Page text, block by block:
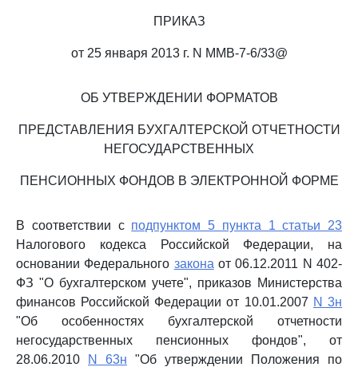
ПРИКАЗ
от 25 января 2013 г. N ММВ-7-6/33@
ОБ УТВЕРЖДЕНИИ ФОРМАТОВ
ПРЕДСТАВЛЕНИЯ БУХГАЛТЕРСКОЙ ОТЧЕТНОСТИ
НЕГОСУДАРСТВЕННЫХ
ПЕНСИОННЫХ ФОНДОВ В ЭЛЕКТРОННОЙ ФОРМЕ
В соответствии с подпунктом 5 пункта 1 статьи 23
Налогового кодекса Российской Федерации, на
основании Федерального закона от 06.12.2011 N 402-
ФЗ "О бухгалтерском учете", приказов Министерства
финансов Российской Федерации от 10.01.2007 N 3н
"Об особенностях бухгалтерской отчетности
негосударственных пенсионных фондов", от
28.06.2010
N 63н "Об утверждении Положения по